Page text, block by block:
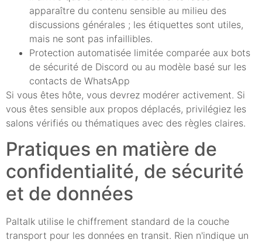
apparaître du contenu sensible au milieu des
discussions générales ; les étiquettes sont utiles,
mais ne sont pas infaillibles.
Protection automatisée limitée comparée aux bots
de sécurité de Discord ou au modèle basé sur les
contacts de WhatsApp
Si vous êtes hôte, vous devrez modérer activement. Si
vous êtes sensible aux propos déplacés, privilégiez les
salons vérifiés ou thématiques avec des règles claires.
Pratiques en matière de
confidentialité, de sécurité
et de données
Paltalk utilise le chiffrement standard de la couche
transport pour les données en transit. Rien n'indique un